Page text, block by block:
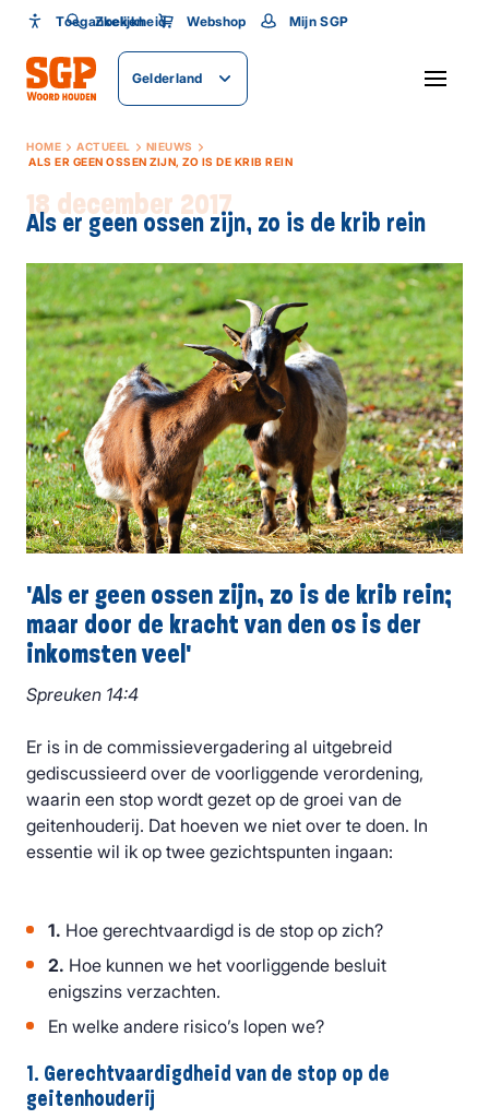
Toegankelijkheid
Toegankelijkheid
Lettergrootte
Zoeken Webshop Mijn SGP
Gelderland
HOME ACTUEEL
NIEUWS
ALS ER GEEN OSSEN ZIJN, ZO IS DE KRIB REIN
18 december 2017
Als er geen ossen zijn, zo is de krib rein
'Als er geen ossen zijn, zo is de krib rein;
maar door de kracht van den os is der
inkomsten veel'
Spreuken 14:4
Er is in de commissievergadering al uitgebreid
gediscussieerd over de voorliggende verordening,
waarin een stop wordt gezet op de groei van de
geitenhouderij. Dat hoeven we niet over te doen. In
essentie wil ik op twee gezichtspunten ingaan:
1. Hoe gerechtvaardigd is de stop op zich?
2. Hoe kunnen we het voorliggende besluit
enigszins verzachten.
En welke andere risico’s lopen we?
1. Gerechtvaardigdheid van de stop op de
geitenhouderij